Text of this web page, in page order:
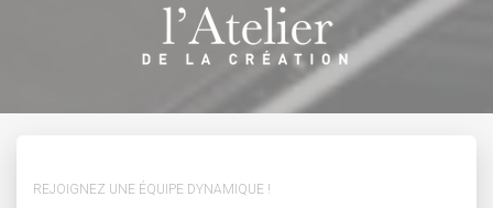
REJOIGNEZ UNE ÉQUIPE DYNAMIQUE !